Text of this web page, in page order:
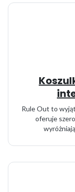
Rule Out to
oferuje